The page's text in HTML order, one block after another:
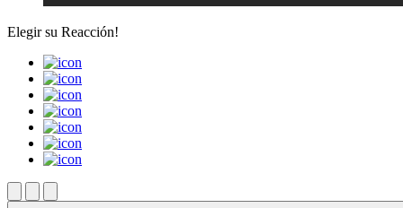
Elegir su Reacción!